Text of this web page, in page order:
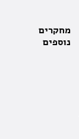
מחקרים
נוספים